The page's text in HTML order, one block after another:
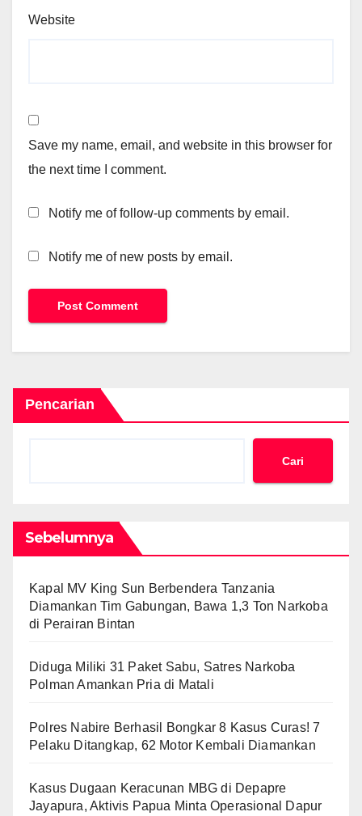
Website
Save my name, email, and website in this browser for
the next time I comment.
Notify me of follow-up comments by email.
Notify me of new posts by email.
Pencarian
Cari
Sebelumnya
Kapal MV King Sun Berbendera Tanzania
Diamankan Tim Gabungan, Bawa 1,3 Ton Narkoba
di Perairan Bintan
Diduga Miliki 31 Paket Sabu, Satres Narkoba
Polman Amankan Pria di Matali
Polres Nabire Berhasil Bongkar 8 Kasus Curas! 7
Pelaku Ditangkap, 62 Motor Kembali Diamankan
Kasus Dugaan Keracunan MBG di Depapre
Jayapura, Aktivis Papua Minta Operasional Dapur